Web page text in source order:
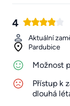
4
Aktuální
Pardubice
Možnost
Přístup k
dlouhá